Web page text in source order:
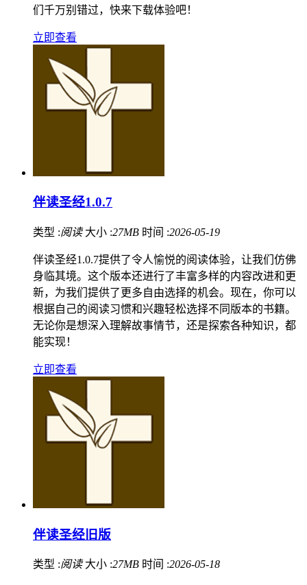
们千万别错过，快来下载体验吧！
立即查看
伴读圣经1.0.7
类型 :阅读 大小 :27MB 时间 :2026-05-19
伴读圣经1.0.7提供了令人愉悦的阅读体验，让我们仿佛
身临其境。这个版本还进行了丰富多样的内容改进和更
新，为我们提供了更多自由选择的机会。现在，你可以
根据自己的阅读习惯和兴趣轻松选择不同版本的书籍。
无论你是想深入理解故事情节，还是探索各种知识，都
能实现！
立即查看
伴读圣经旧版
类型 :阅读 大小 :27MB 时间 :2026-05-18